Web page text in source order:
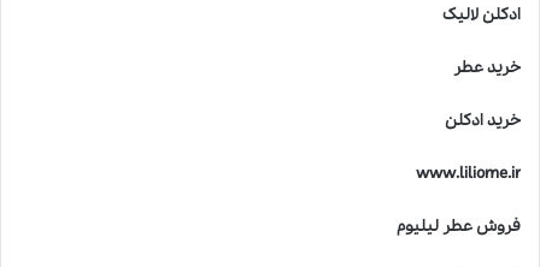
ادکلن لالیک
خرید عطر
خرید ادکلن
www.liliome.ir
فروش عطر لیلیوم